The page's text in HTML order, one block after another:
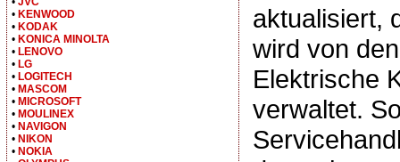
aktualisiert,
wird von
Elektrische
verwaltet.
• KENWOOD
• KODAK
• KONICA MINOLTA
• LENOVO
• LG
• LOGITECH
• MASCOM
• MICROSOFT
• MOULINEX
• NAVIGON
• NIKON
• NOKIA